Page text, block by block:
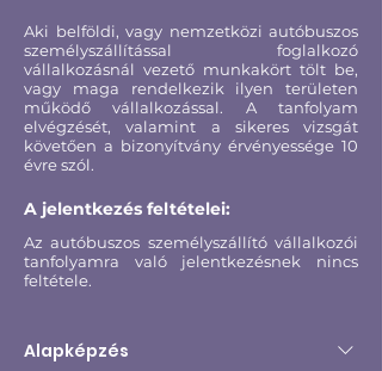
Aki belföldi, vagy nemzetközi autóbuszos
személyszállítással foglalkozó
vállalkozásnál vezető munkakört tölt be,
vagy maga rendelkezik ilyen területen
működő vállalkozással. A tanfolyam
elvégzését, valamint a sikeres vizsgát
követően a bizonyítvány érvényessége 10
évre szól.
A jelentkezés feltételei:
Az autóbuszos személyszállító vállalkozói
tanfolyamra való jelentkezésnek nincs
feltétele.
Alapképzés